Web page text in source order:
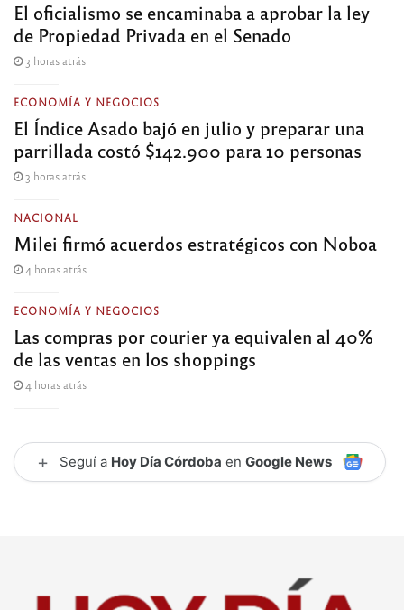
El oficialismo se encaminaba a aprobar la ley
de Propiedad Privada en el Senado
3 horas atrás
ECONOMÍA Y NEGOCIOS
El Índice Asado bajó en julio y preparar una
parrillada costó $142.900 para 10 personas
3 horas atrás
NACIONAL
Milei firmó acuerdos estratégicos con Noboa
4 horas atrás
ECONOMÍA Y NEGOCIOS
Las compras por courier ya equivalen al 40%
de las ventas en los shoppings
4 horas atrás
+ Seguí a Hoy Día Córdoba en Google News